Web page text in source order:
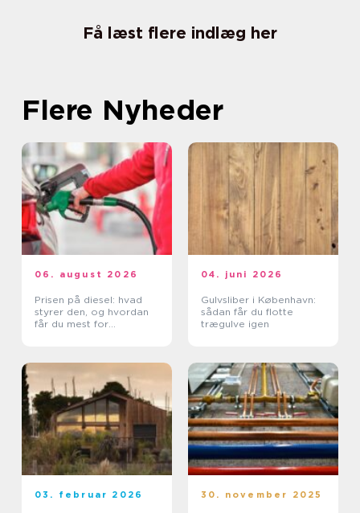
Få læst flere indlæg her
Flere Nyheder
06. august 2026
Prisen på diesel: hvad
styrer den, og hvordan
får du mest for
04. juni 2026
Gulvsliber i København:
sådan får du flotte
trægulve igen
03. februar 2026 30. november 2025